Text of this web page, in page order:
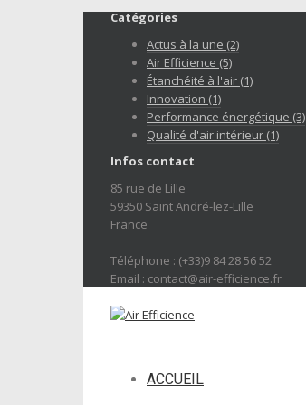
Catégories
Actus à la une (2)
Air Efficience (5)
Étanchéité à l'air (1)
Innovation (1)
Performance énergétique (3)
Qualité d'air intérieur (1)
Infos contact
85 rue de Lille
59350 Saint André-lez-Lille
France
Téléphone : (+33)9 84 28 56 52
Email : contact@air-efficience.fr
ACCUEIL